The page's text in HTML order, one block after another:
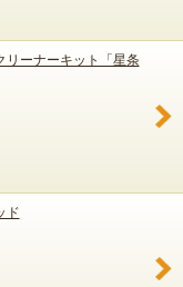
リーナーキット「星条
ド